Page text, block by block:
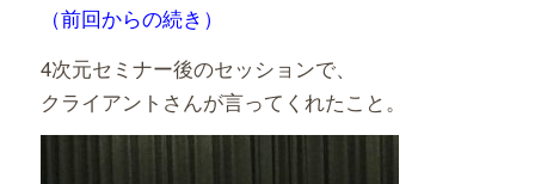
（前回からの続き）
4次元セミナー後のセッションで、
クライアントさんが言ってくれたこと。